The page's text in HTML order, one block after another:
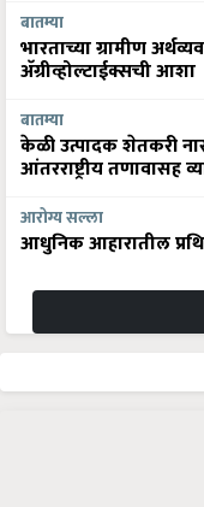
बातम्या
भारताच्या ग्रामीण
अ‍ॅग्रीव्होल्टाईक्सची आशा
बातम्या
केळी उत्पादक शेतकरी
आंतरराष्ट्रीय तणावासह
आरोग्य सल्ला
आधुनिक आहारातील